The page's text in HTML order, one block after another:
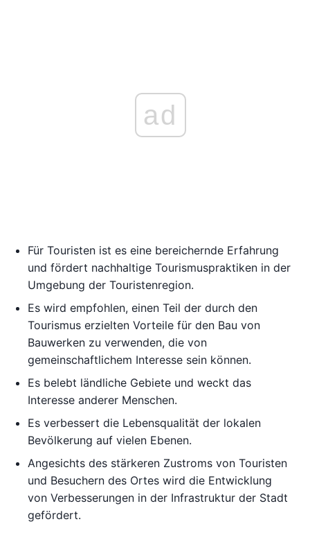
ad
Für Touristen ist es eine bereichernde Erfahrung
und fördert nachhaltige Tourismuspraktiken in der
Umgebung der Touristenregion.
Es wird empfohlen, einen Teil der durch den
Tourismus erzielten Vorteile für den Bau von
Bauwerken zu verwenden, die von
gemeinschaftlichem Interesse sein können.
Es belebt ländliche Gebiete und weckt das
Interesse anderer Menschen.
Es verbessert die Lebensqualität der lokalen
Bevölkerung auf vielen Ebenen.
Angesichts des stärkeren Zustroms von Touristen
und Besuchern des Ortes wird die Entwicklung
von Verbesserungen in der Infrastruktur der Stadt
gefördert.